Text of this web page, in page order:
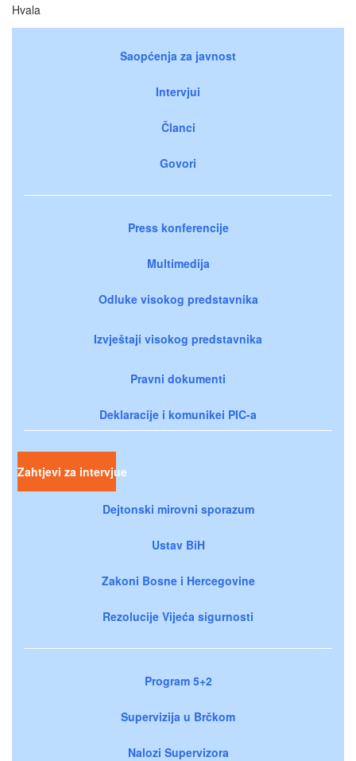
Hvala
Saopćenja za javnost
Intervjui
Članci
Govori
Press konferencije
Multimedija
Odluke visokog predstavnika
Izvještaji visokog predstavnika
Pravni dokumenti
Deklaracije i komunikei PIC-a
Zahtjevi za intervjue
Dejtonski mirovni sporazum
Ustav BiH
Zakoni Bosne i Hercegovine
Rezolucije Vijeća sigurnosti
Program 5+2
Supervizija u Brčkom
Nalozi Supervizora